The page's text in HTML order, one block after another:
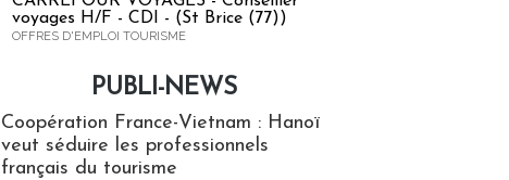
voyages H/F - CDI - (St Brice (77))
OFFRES D'EMPLOI TOURISME
PUBLI-NEWS
Coopération France-Vietnam : Hanoï
veut séduire les professionnels
français du tourisme